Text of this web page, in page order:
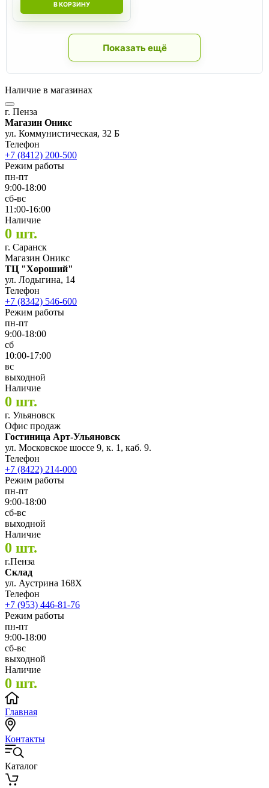
В КОРЗИНУ
Показать ещё
Наличие в магазинах
г. Пенза
Магазин Оникс
ул. Коммунистическая, 32 Б
Телефон
+7 (8412) 200-500
Режим работы
пн-пт
9:00-18:00
сб-вс
11:00-16:00
Наличие
0 шт.
г. Саранск
Магазин Оникс
ТЦ "Хороший"
ул. Лодыгина, 14
Телефон
+7 (8342) 546-600
Режим работы
пн-пт
9:00-18:00
сб
10:00-17:00
вс
выходной
Наличие
0 шт.
г. Ульяновск
Офис продаж
Гостиница Арт-Ульяновск
ул. Московское шоссе 9, к. 1, каб. 9.
Телефон
+7 (8422) 214-000
Режим работы
пн-пт
9:00-18:00
сб-вс
выходной
Наличие
0 шт.
г.Пенза
Склад
ул. Аустрина 168Х
Телефон
+7 (953) 446-81-76
Режим работы
пн-пт
9:00-18:00
сб-вс
выходной
Наличие
0 шт.
Главная
Контакты
Каталог